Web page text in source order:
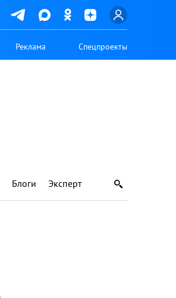
Реклама Спецпроекты
Блоги Эксперт